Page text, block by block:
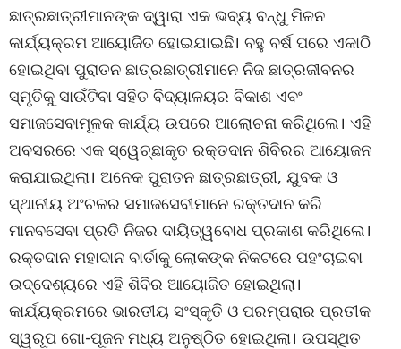
ଛାତ୍ରଛାତ୍ରୀମାନଙ୍କ ଦ୍ୱାରା ଏକ ଭବ୍ୟ ବନ୍ଧୁ ମିଳନ
କାର୍ଯ୍ୟକ୍ରମ ଆୟୋଜିତ ହୋଇଯାଇଛି। ବହୁ ବର୍ଷ ପରେ ଏକାଠି
ହୋଇଥିବା ପୁରାତନ ଛାତ୍ରଛାତ୍ରୀମାନେ ନିଜ ଛାତ୍ରଜୀବନର
ସ୍ମୃତିକୁ ସାଉଁଟିବା ସହିତ ବିଦ୍ୟାଳୟର ବିକାଶ ଏବଂ
ସମାଜସେବାମୂଳକ କାର୍ଯ୍ୟ ଉପରେ ଆଲୋଚନା କରିଥିଲେ। ଏହି
ଅବସରରେ ଏକ ସ୍ୱେଚ୍ଛାକୃତ ରକ୍ତଦାନ ଶିବିରର ଆୟୋଜନ
କରାଯାଇଥିଲା। ଅନେକ ପୁରାତନ ଛାତ୍ରଛାତ୍ରୀ, ଯୁବକ ଓ
ସ୍ଥାନୀୟ ଅଂଚଳର ସମାଜସେବୀମାନେ ରକ୍ତଦାନ କରି
ମାନବସେବା ପ୍ରତି ନିଜର ଦାୟିତ୍ୱବୋଧ ପ୍ରକାଶ କରିଥିଲେ।
ରକ୍ତଦାନ ମହାଦାନ ବାର୍ତାକୁ ଲୋକଙ୍କ ନିକଟରେ ପହଂଚାଇବା
ଉଦ୍ଦେଶ୍ୟରେ ଏହି ଶିବିର ଆୟୋଜିତ ହୋଇଥିଲା।
କାର୍ଯ୍ୟକ୍ରମରେ ଭାରତୀୟ ସଂସ୍କୃତି ଓ ପରମ୍ପରାର ପ୍ରତୀକ
ସ୍ୱରୂପ ଗୋ-ପୂଜନ ମଧ୍ୟ ଅନୁଷ୍ଠିତ ହୋଇଥିଲା। ଉପସ୍ଥିତ